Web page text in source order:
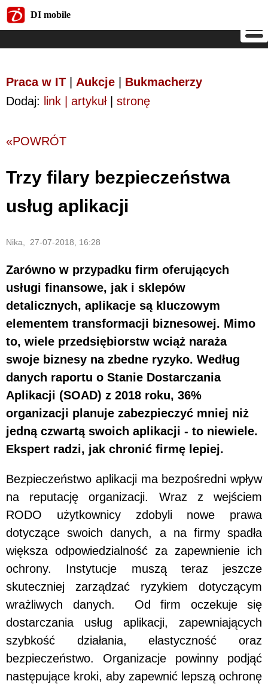
DI mobile
Praca w IT Aukcje
Bukmacherzy
Dodaj: link | artykuł| stronę
«POWRÓT
Trzy filary bezpieczeństwa
usług aplikacji
Nika, 27-07-2018, 16:28
Zarówno w przypadku firm oferujących
usługi finansowe, jak i sklepów
detalicznych, aplikacje są kluczowym
elementem transformacji biznesowej. Mimo
to, wiele przedsiębiorstw wciąż naraża
swoje biznesy na zbedne ryzyko. Według
danych raportu o Stanie Dostarczania
Aplikacji (SOAD) z 2018 roku, 36%
organizacji planuje zabezpieczyć mniej niż
jedną czwartą swoich aplikacji - to niewiele.
Ekspert radzi, jak chronić firmę lepiej.
Bezpieczeństwo aplikacji ma bezpośredni wpływ
na reputację organizacji. Wraz z wejściem
RODO użytkownicy zdobyli nowe prawa
dotyczące swoich danych, a na firmy spadła
większa odpowiedzialność za zapewnienie ich
ochrony. Instytucje muszą teraz jeszcze
skuteczniej zarządzać ryzykiem dotyczącym
wrażliwych danych. Od firm oczekuje się
dostarczania usług aplikacji, zapewniających
szybkość działania, elastyczność oraz
bezpieczeństwo. Organizacje powinny podjąć
następujące kroki, aby zapewnić lepszą ochronę
DI mobile